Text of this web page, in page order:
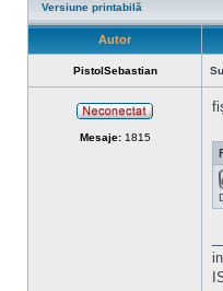
Versiune printabilă
Autor
PistolSebastian
Mesaje:1815